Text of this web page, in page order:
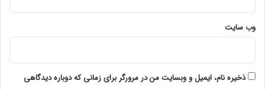
وب‌ سایت
ذخیره نام، ایمیل و وبسایت من در مرورگر برای زمانی که دوباره دیدگاهی